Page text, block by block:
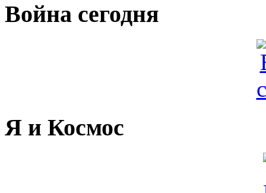
Война сегодня
Я и Космос